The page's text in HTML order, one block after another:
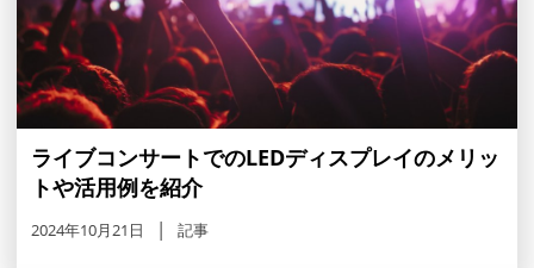
ライブコンサートでのLEDディスプレイのメリッ
トや活用例を紹介
2024年10月21日 記事